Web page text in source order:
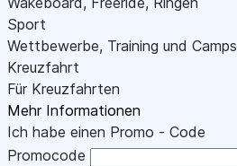
Sport
Wettbewerbe, Training und Camps
Kreuzfahrt
Für Kreuzfahrten
Mehr Informationen
Ich habe einen Promo - Code
Promocode